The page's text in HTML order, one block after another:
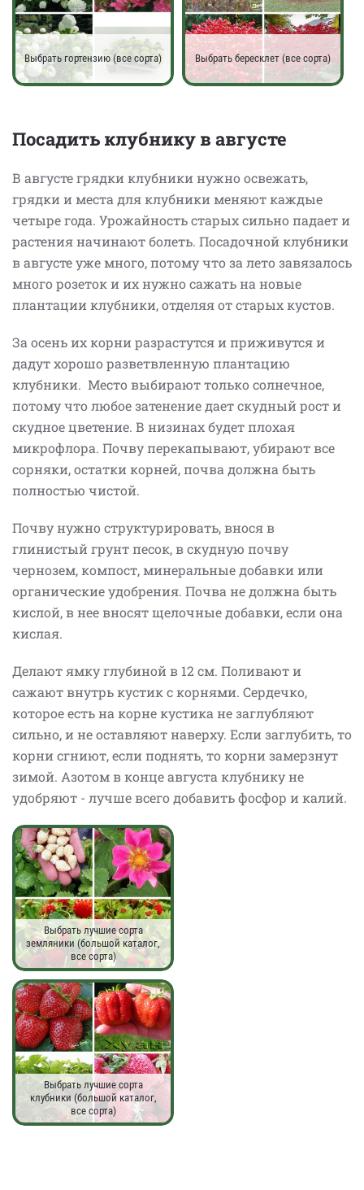
Выбрать гортензию (все сорта) Выбрать бересклет (все сорта)
Посадить клубнику в августе
В августе грядки клубники нужно освежать,
грядки и места для клубники меняют каждые
четыре года. Урожайность старых сильно падает и
растения начинают болеть. Посадочной клубники
в августе уже много, потому что за лето завязалось
много розеток и их нужно сажать на новые
плантации клубники, отделяя от старых кустов.
За осень их корни разрастутся и приживутся и
дадут хорошо разветвленную плантацию
клубники. Место выбирают только солнечное,
потому что любое затенение дает скудный рост и
скудное цветение. В низинах будет плохая
микрофлора. Почву перекапывают, убирают все
сорняки, остатки корней, почва должна быть
полностью чистой.
Почву нужно структурировать, внося в
глинистый грунт песок, в скудную почву
чернозем, компост, минеральные добавки или
органические удобрения. Почва не должна быть
кислой, в нее вносят щелочные добавки, если она
кислая.
Делают ямку глубиной в 12 см. Поливают и
сажают внутрь кустик с корнями. Сердечко,
которое есть на корне кустика не заглубляют
сильно, и не оставляют наверху. Если заглубить, то
корни сгниют, если поднять, то корни замерзнут
зимой. Азотом в конце августа клубнику не
удобряют - лучше всего добавить фосфор и калий.
Выбрать лучшие сорта
земляники (большой каталог,
все сорта)
Выбрать лучшие сорта
клубники (большой каталог,
все сорта)